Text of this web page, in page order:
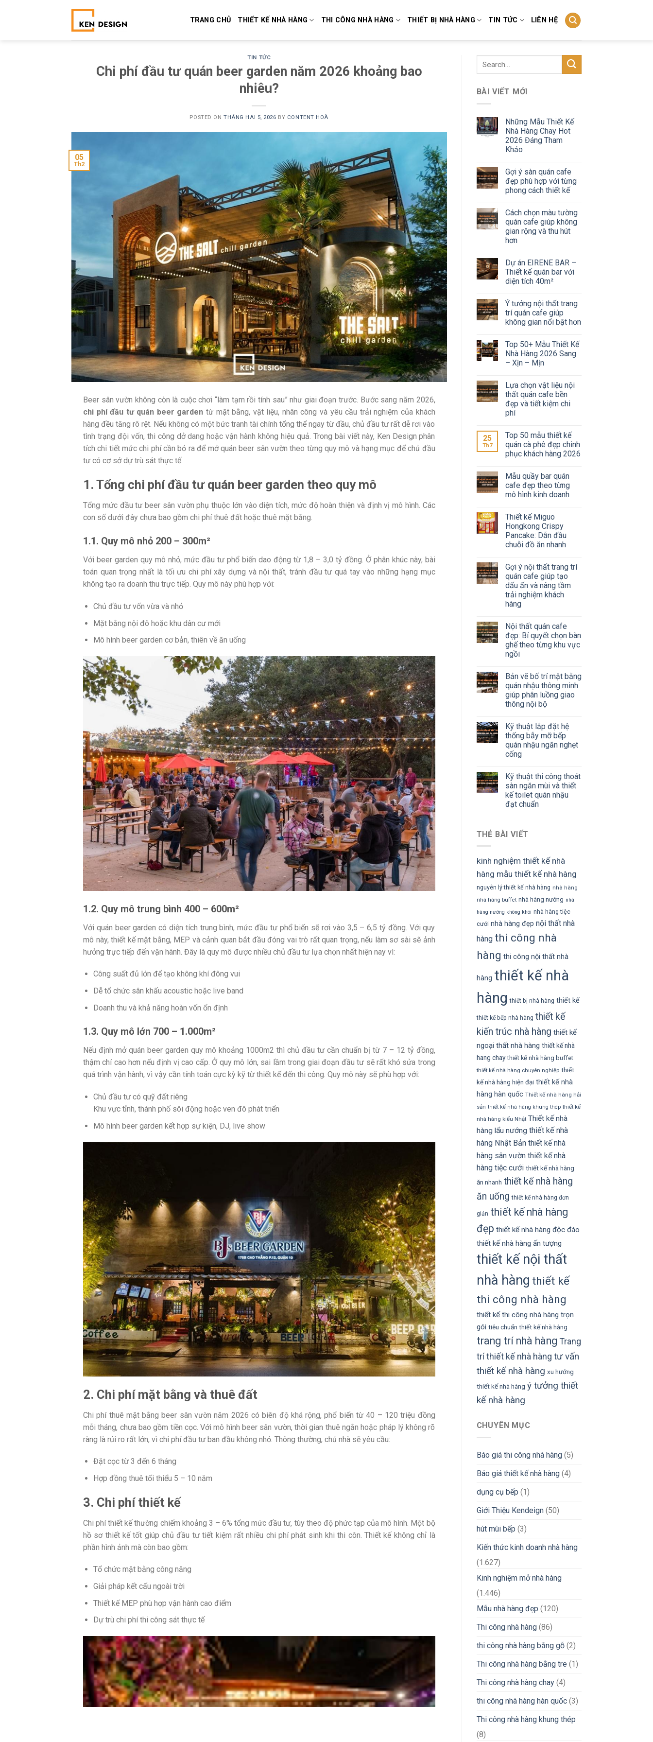
TRANG CHỦ THIẾT KẾ NHÀ HÀNG THI CÔNG NHÀ HÀNG THIẾT BỊ NHÀ HÀNG TIN TỨC LIÊN HỆ
TIN TỨC
Chi phí đầu tư quán beer garden năm 2026 khoảng bao
nhiêu?
POSTED ONTHÁNG HAI 5, 2026 BY CONTENT HOÀ
05
Th2
Beer sân vườn không còn là cuộc chơi “làm tạm rồi tính sau” như giai đoạn trước. Bước sang năm 2026,
chi phí đầu tư quán beer garden từ mặt bằng, vật liệu, nhân công và yêu cầu trải nghiệm của khách
hàng đều tăng rõ rệt. Nếu không có một bức tranh tài chính tổng thể ngay từ đầu, chủ đầu tư rất dễ rơi vào
tình trạng đội vốn, thi công dở dang hoặc vận hành không hiệu quả. Trong bài viết này, Ken Design phân
tích chi tiết mức chi phí cần bỏ ra để mở quán beer sân vườn theo từng quy mô và hạng mục để chủ đầu
tư có cơ sở dự trù sát thực tế.
1. Tổng chi phí đầu tư quán beer garden theo quy mô
Tổng mức đầu tư beer sân vườn phụ thuộc lớn vào diện tích, mức độ hoàn thiện và định vị mô hình. Các
con số dưới đây chưa bao gồm chi phí thuê đất hoặc thuê mặt bằng.
1.1. Quy mô nhỏ 200 – 300m²
Với beer garden quy mô nhỏ, mức đầu tư phổ biến dao động từ 1,8 – 3,0 tỷ đồng. Ở phân khúc này, bài
toán quan trọng nhất là tối ưu chi phí xây dựng và nội thất, tránh đầu tư quá tay vào những hạng mục
không tạo ra doanh thu trực tiếp. Quy mô này phù hợp với:
Chủ đầu tư vốn vừa và nhỏ
Mặt bằng nội đô hoặc khu dân cư mới
Mô hình beer garden cơ bản, thiên về ăn uống
1.2. Quy mô trung bình 400 – 600m²
Với quán beer garden có diện tích trung bình, mức đầu tư phổ biến sẽ rơi vào 3,5 – 6,5 tỷ đồng. Với quy
mô này, thiết kế mặt bằng, MEP và cảnh quan bắt đầu đóng vai trò rất quan trọng, nếu làm sơ sài sẽ ảnh
hưởng trực tiếp đến vận hành. Đây là quy mô được nhiều chủ đầu tư lựa chọn nhất hiện nay vì:
Công suất đủ lớn để tạo không khí đông vui
Dễ tổ chức sân khấu acoustic hoặc live band
Doanh thu và khả năng hoàn vốn ổn định
1.3. Quy mô lớn 700 – 1.000m²
Nếu định mở quán beer garden quy mô khoảng 1000m2 thì chủ đầu tư cần chuẩn bị từ 7 – 12 tỷ đồng,
thậm chí cao hơn nếu định vị cao cấp. Ở quy mô lớn, sai lầm trong giai đoạn đầu tư sẽ rất khó sửa trong
quá trình vận hành, vì vậy cần tính toán cực kỳ kỹ từ thiết kế đến thi công. Quy mô này sẽ phù hợp với:
Chủ đầu tư có quỹ đất riêng
Khu vực tỉnh, thành phố sôi động hoặc ven đô phát triển
Mô hình beer garden kết hợp sự kiện, DJ, live show
2. Chi phí mặt bằng và thuê đất
Chi phí thuê mặt bằng beer sân vườn năm 2026 có biên độ khá rộng, phổ biến từ 40 – 120 triệu đồng
mỗi tháng, chưa bao gồm tiền cọc. Với mô hình beer sân vườn, thời gian thuê ngắn hoặc pháp lý không rõ
ràng là rủi ro rất lớn, vì chi phí đầu tư ban đầu không nhỏ. Thông thường, chủ nhà sẽ yêu cầu:
Đặt cọc từ 3 đến 6 tháng
Hợp đồng thuê tối thiểu 5 – 10 năm
3. Chi phí thiết kế
Chi phí thiết kế thường chiếm khoảng 3 – 6% tổng mức đầu tư, tùy theo độ phức tạp của mô hình. Một bộ
hồ sơ thiết kế tốt giúp chủ đầu tư tiết kiệm rất nhiều chi phí phát sinh khi thi côn. Thiết kế không chỉ là
phần hình ảnh mà còn bao gồm:
Tổ chức mặt bằng công năng
Giải pháp kết cấu ngoài trời
Thiết kế MEP phù hợp vận hành cao điểm
Dự trù chi phí thi công sát thực tế
BÀI VIẾT MỚI
Những Mẫu Thiết Kế
Nhà Hàng Chay Hot
2026 Đáng Tham
Khảo
Gợi ý sàn quán cafe
đẹp phù hợp với từng
phong cách thiết kế
Cách chọn màu tường
quán cafe giúp không
gian rộng và thu hút
hơn
Dự án EIRENE BAR –
Thiết kế quán bar với
diện tích 40m²
Ý tưởng nội thất trang
trí quán cafe giúp
không gian nổi bật hơn
Top 50+ Mẫu Thiết Kế
Nhà Hàng 2026 Sang
– Xịn – Mịn
Lựa chọn vật liệu nội
thất quán cafe bền
đẹp và tiết kiệm chi
phí
25
Th7
Top 50 mẫu thiết kế
quán cà phê đẹp chinh
phục khách hàng 2026
Mẫu quầy bar quán
cafe đẹp theo từng
mô hình kinh doanh
Thiết kế Miguo
Hongkong Crispy
Pancake: Dẫn đầu
chuỗi đồ ăn nhanh
Gợi ý nội thất trang trí
quán cafe giúp tạo
dấu ấn và nâng tầm
trải nghiệm khách
hàng
Nội thất quán cafe
đẹp: Bí quyết chọn bàn
ghế theo từng khu vực
ngồi
Bản vẽ bố trí mặt bằng
quán nhậu thông minh
giúp phân luồng giao
thông nội bộ
Kỹ thuật lắp đặt hệ
thống bẫy mỡ bếp
quán nhậu ngăn nghẹt
cống
Kỹ thuật thi công thoát
sàn ngăn mùi và thiết
kế toilet quán nhậu
đạt chuẩn
THẺ BÀI VIẾT
kinh nghiệm thiết kế nhà
hàng mẫu thiết kế nhà hàng
nguyên lý thiết kế nhà hàng nhà hàng
nhà hàng buffet nhà hàng nướng nhà
hàng nướng không khói nhà hàng tiệc
cưới nhà hàng đẹp nội thất nhà
hàng thi công nhà
hàng thi công nội thất nhà
hàng thiết kế nhà
hàng thiết bị nhà hàng thiết kế
thiết kế bếp nhà hàng thiết kế
kiến trúc nhà hàng thiết kế
ngoại thất nhà hàng thiết kế nhà
hang chay thiết kế nhà hàng buffet
thiết kế nhà hàng chuyên nghiệp thiết
kế nhà hàng hiện đại thiết kế nhà
hàng hàn quốc Thiết kế nhà hàng hải
sản thiết kế nhà hàng khung thép thiết kế
nhà hàng kiểu Nhật Thiết kế nhà
hàng lẩu nướng thiết kế nhà
hàng Nhật Bản thiết kế nhà
hàng sân vườn thiết kế nhà
hàng tiệc cưới thiết kế nhà hàng
ăn nhanh thiết kế nhà hàng
ăn uống thiết kế nhà hàng đơn
giản thiết kế nhà hàng
đẹp thiết kế nhà hàng độc đáo
thiết kế nhà hàng ấn tượng
thiết kế nội thất
nhà hàng thiết kế
thi công nhà hàng
thiết kế thi công nhà hàng trọn
gói tiêu chuẩn thiết kế nhà hàng
trang trí nhà hàng Trang
trí thiết kế nhà hàng tư vấn
thiết kế nhà hàng xu hướng
thiết kế nhà hàng ý tưởng thiết
kế nhà hàng
CHUYÊN MỤC
Báo giá thi công nhà hàng(5)
Báo giá thiết kế nhà hàng(4)
dụng cụ bếp (1)
Giới Thiệu Kendeign(50)
hút mùi bếp (3)
Kiến thức kinh doanh nhà hàng
(1.627)
Kinh nghiệm mở nhà hàng
(1.446)
Mẫu nhà hàng đẹp (120)
Thi công nhà hàng(86)
thi công nhà hàng bằng gỗ(2)
Thi công nhà hàng bằng tre (1)
Thi công nhà hàng chay(4)
thi công nhà hàng hàn quốc(3)
Thi công nhà hàng khung thép
(8)